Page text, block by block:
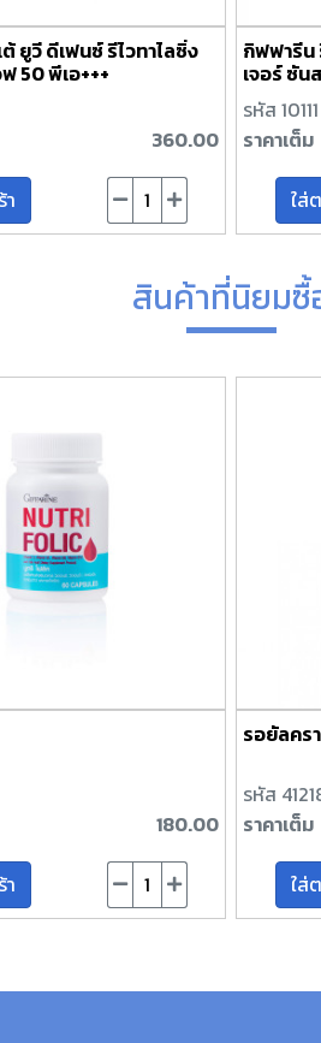
ยูวี ดีเฟนซ์ รีไวทาไลซิ่ง
50 พีเอ+++
360.00
า
กิฟฟารีน
เจอร์ ซัน
รหัส 10111
ราคาเต็ม
ใส่
สินค้าที่นิยมซื้
180.00
า
รอยัลคร
รหัส
ราคาเต็ม
ใส่